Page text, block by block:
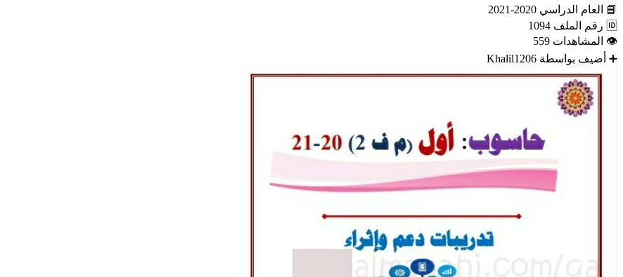
📘 العام الدراسي 2020-2021
🆔 رقم الملف 1094
👁 المشاهدات 559
➕ أضيف بواسطة Khalil1206